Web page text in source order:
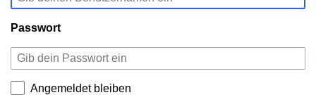
Passwort
Angemeldet bleiben